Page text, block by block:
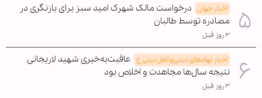
اخبار جهان درخواست مالک شهرک امید سبز برای بازنگری در
مصادره توسط طالبان
۳ روز قبل
اخبار نهادهای دینی و اهل بیتی ع عاقبت‌به‌خیری شهید لاریجانی
نتیجه سال‌ها مجاهدت و اخلاص بود
۳ روز قبل